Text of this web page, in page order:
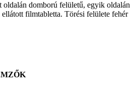
oldalán domború felületű, egyik oldalán
filmtabletta. Törési felülete fehér